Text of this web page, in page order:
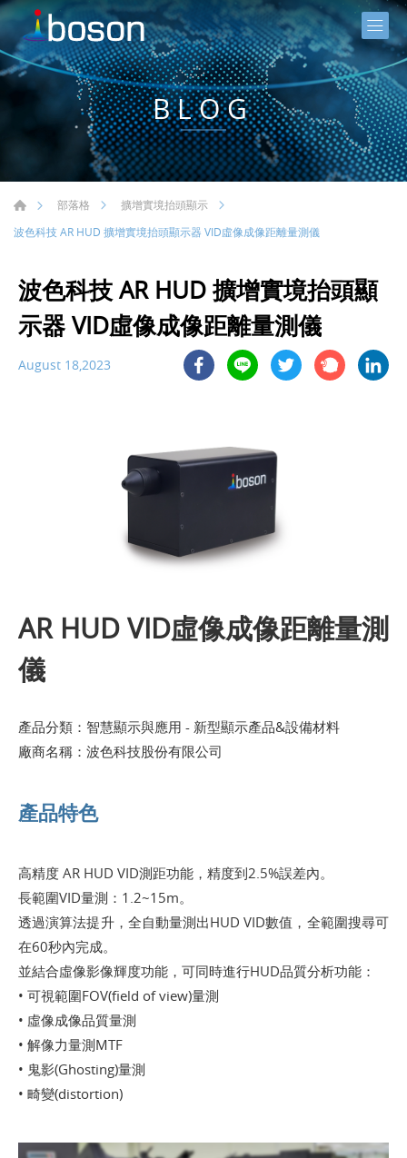
BLOG
部落格
擴增實境抬頭顯示
波色科技 AR HUD 擴增實境抬頭顯示器 VID虛像成像距離量測儀
波色科技 AR HUD 擴增實境抬頭顯
示器 VID虛像成像距離量測儀
August 18,2023
AR HUD VID虛像成像距離量測
儀
產品分類： 智慧顯示與應用 - 新型顯示產品&設備材料
廠商名稱： 波色科技股份有限公司
產品特色
高精度 AR HUD VID測距功能，精度到2.5%誤差內。
長範圍VID量測：1.2~15m。
透過演算法提升，全自動量測出HUD VID數值，全範圍搜尋可
在60秒內完成。
並結合虛像影像輝度功能，可同時進行HUD品質分析功能：
• 可視範圍FOV(field of view)量測
• 虛像成像品質量測
• 解像力量測MTF
• 鬼影(Ghosting)量測
• 畸變(distortion)